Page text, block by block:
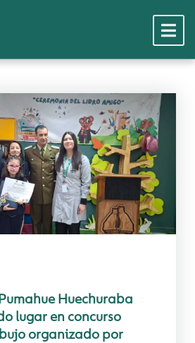
Huechuraba
lugar en concurso
organizado por
Noticias